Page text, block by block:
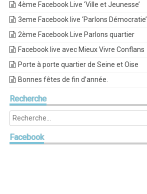
4ème Facebook Live ‘Ville et Jeunesse’
3eme Facebook live ‘Parlons Démocratie’
2ème Facebook Live Parlons quartier
Facebook live avec Mieux Vivre Conflans
Porte à porte quartier de Seine et Oise
Bonnes fêtes de fin d’année.
Recherche
Facebook